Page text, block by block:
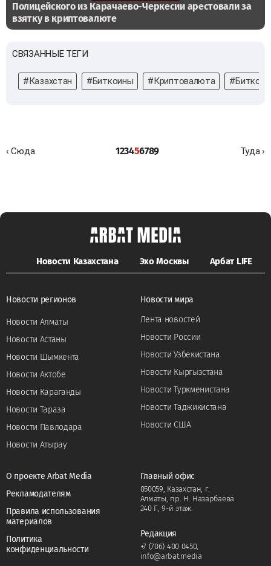
Полицейского из Карачаево-Черкесии арестовали за
взятку в криптовалюте
СВЯЗАННЫЕ ТЕГИ
#Казахстан #Биткоины #Криптовалюта #Биткоин
‹ Сюда 123456789 Туда ›
Новости Казахстана Эхо Москвы Арбат LIFE
Новости регионов
Новости Алматы
Новости Астаны
Новости Шымкента
Новости Актобе
Новости Караганды
Новости Тараза
Новости Павлодара
Новости Атырау
Новости мира
Лента новостей
Новости России
Новости Узбекистана
Новости Кыргызстана
Новости Туркменистана
Новости Таджикистана
Новости США
О проекте Arbat Media
Рекламодателям
Правила использования
материалов
Политика
конфиденциальности
Главный офис
050059, Казахстан, г.
Алматы, пр. Н. Назарбаева
240 Г, 9-й этаж.
Редакция
+7 (706) 400 0450,
info@arbat.media